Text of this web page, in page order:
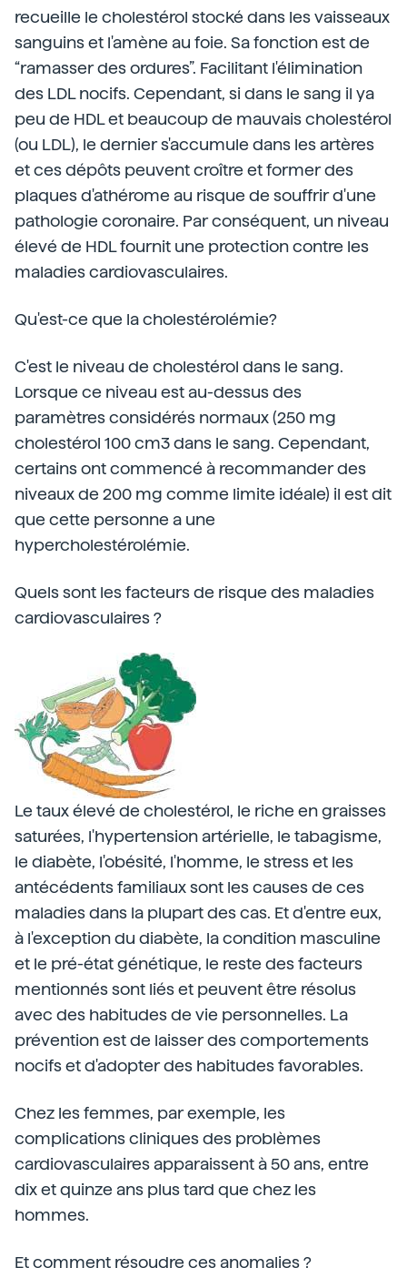
recueille le cholestérol stocké dans les vaisseaux
sanguins et l'amène au foie. Sa fonction est de
“ramasser des ordures”. Facilitant l'élimination
des LDL nocifs. Cependant, si dans le sang il ya
peu de HDL et beaucoup de mauvais cholestérol
(ou LDL), le dernier s'accumule dans les artères
et ces dépôts peuvent croître et former des
plaques d'athérome au risque de souffrir d'une
pathologie coronaire. Par conséquent, un niveau
élevé de HDL fournit une protection contre les
maladies cardiovasculaires.
Qu'est-ce que la cholestérolémie?
C'est le niveau de cholestérol dans le sang.
Lorsque ce niveau est au-dessus des
paramètres considérés normaux (250 mg
cholestérol 100 cm3 dans le sang. Cependant,
certains ont commencé à recommander des
niveaux de 200 mg comme limite idéale) il est dit
que cette personne a une
hypercholestérolémie.
Quels sont les facteurs de risque des maladies
cardiovasculaires ?
Le taux élevé de cholestérol, le riche en graisses
saturées, l'hypertension artérielle, le tabagisme,
le diabète, l'obésité, l'homme, le stress et les
antécédents familiaux sont les causes de ces
maladies dans la plupart des cas. Et d'entre eux,
à l'exception du diabète, la condition masculine
et le pré-état génétique, le reste des facteurs
mentionnés sont liés et peuvent être résolus
avec des habitudes de vie personnelles. La
prévention est de laisser des comportements
nocifs et d'adopter des habitudes favorables.
Chez les femmes, par exemple, les
complications cliniques des problèmes
cardiovasculaires apparaissent à 50 ans, entre
dix et quinze ans plus tard que chez les
hommes.
Et comment résoudre ces anomalies ?